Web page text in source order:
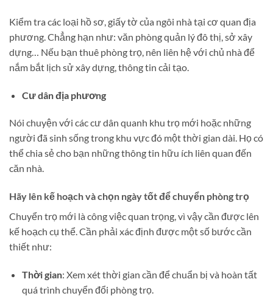
Kiểm tra các loại hồ sơ, giấy tờ của ngôi nhà tại cơ quan địa
phương. Chẳng hạn như: văn phòng quản lý đô thị, sở xây
dựng… Nếu bạn thuê phòng trọ, nên liên hệ với chủ nhà để
nắm bắt lịch sử xây dựng, thông tin cải tạo.
Cư dân địa phương
Nói chuyện với các cư dân quanh khu trọ mới hoặc những
người đã sinh sống trong khu vực đó một thời gian dài. Họ có
thể chia sẻ cho bạn những thông tin hữu ích liên quan đến
căn nhà.
Hãy lên kế hoạch và chọn ngày tốt để chuyển phòng trọ
Chuyển trọ mới là công việc quan trọng, vì vậy cần được lên
kế hoạch cụ thể. Cần phải xác định được một số bước cần
thiết như:
Thời gian: Xem xét thời gian cần để chuẩn bị và hoàn tất
quá trình chuyển đổi phòng trọ.